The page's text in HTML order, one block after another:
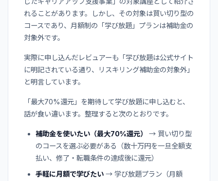
れることがあります。しかし、その対象は買い切り型の
コースであり、月額制の「学び放題」プランは補助金の
対象外です。
実際に申し込んだレビュアーも「学び放題は公式サイト
に明記されている通り、リスキリング補助金の対象外」
と明言しています。
「最大70%還元」を期待して学び放題に申し込むと、
話が食い違います。整理すると次のとおりです。
補助金を使いたい（最大70%還元）
→ 買い切り型
のコースを選ぶ必要がある（数十万円を一旦全額支
払い、修了・転職条件の達成後に還元）
手軽に月額で学びたい → 学び放題プラン（月額